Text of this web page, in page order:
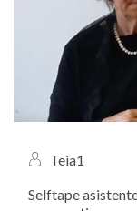
Teia1
Selftape